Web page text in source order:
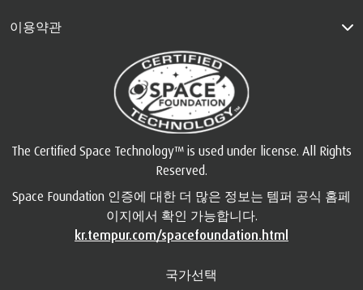
이용약관
The Certified Space Technology™ is used under license. All Rights
Reserved.
Space Foundation 인증에 대한 더 많은 정보는 템퍼 공식 홈페
이지에서 확인 가능합니다.
kr.tempur.com/spacefoundation.html
국가선택